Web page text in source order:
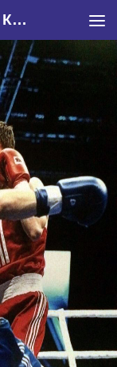
«Федерация бокса Республики Крым»